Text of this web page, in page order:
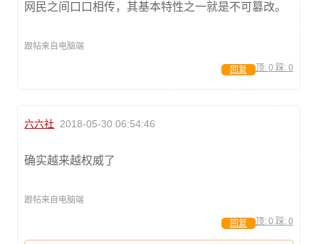
网民之间口口相传，其基本特性之一就是不可篡改。
跟帖来自电脑端
顶: 0 踩: 0
回复
六六社 2018-05-30 06:54:46
确实越来越权威了
跟帖来自电脑端
顶: 0 踩: 0
回复